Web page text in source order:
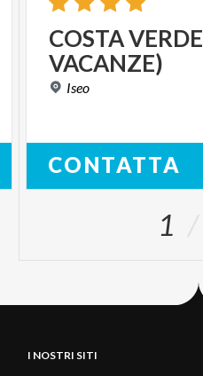
COSTAVERDE
VACANZE)
Iseo
CONTATTA
1
I NOSTRI SITI